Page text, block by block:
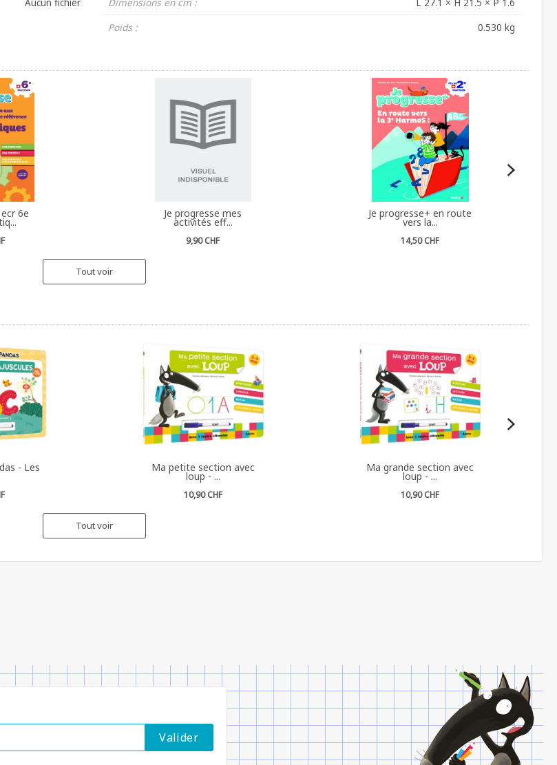
Poids :
0.530 kg
6e Je progresse mes
activités eff...
9,90 CHF
Je progresse+ en route
vers la...
14,50 CHF
Tout voir
- Les Ma petite section avec
loup - ...
10,90 CHF
Ma grande section avec
loup - ...
10,90 CHF
Tout voir